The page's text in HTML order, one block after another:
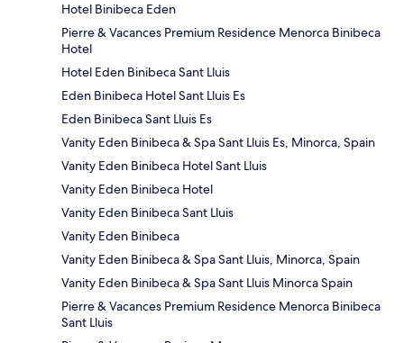
Hotel Binibeca Eden
Pierre & Vacances Premium Residence Menorca Binibeca
Hotel
Hotel Eden Binibeca Sant Lluis
Eden Binibeca Hotel Sant Lluis Es
Eden Binibeca Sant Lluis Es
Vanity Eden Binibeca & Spa Sant Lluis Es, Minorca, Spain
Vanity Eden Binibeca Hotel Sant Lluis
Vanity Eden Binibeca Hotel
Vanity Eden Binibeca Sant Lluis
Vanity Eden Binibeca
Vanity Eden Binibeca & Spa Sant Lluis, Minorca, Spain
Vanity Eden Binibeca & Spa Sant Lluis Minorca Spain
Pierre & Vacances Premium Residence Menorca Binibeca
Sant Lluis